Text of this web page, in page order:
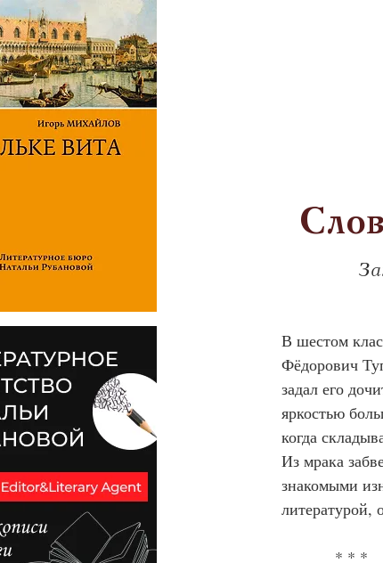
В шестом
Фёдорович
задал его
яркостью
когда
Из мрака
знакомыми
литературой,
            * * *